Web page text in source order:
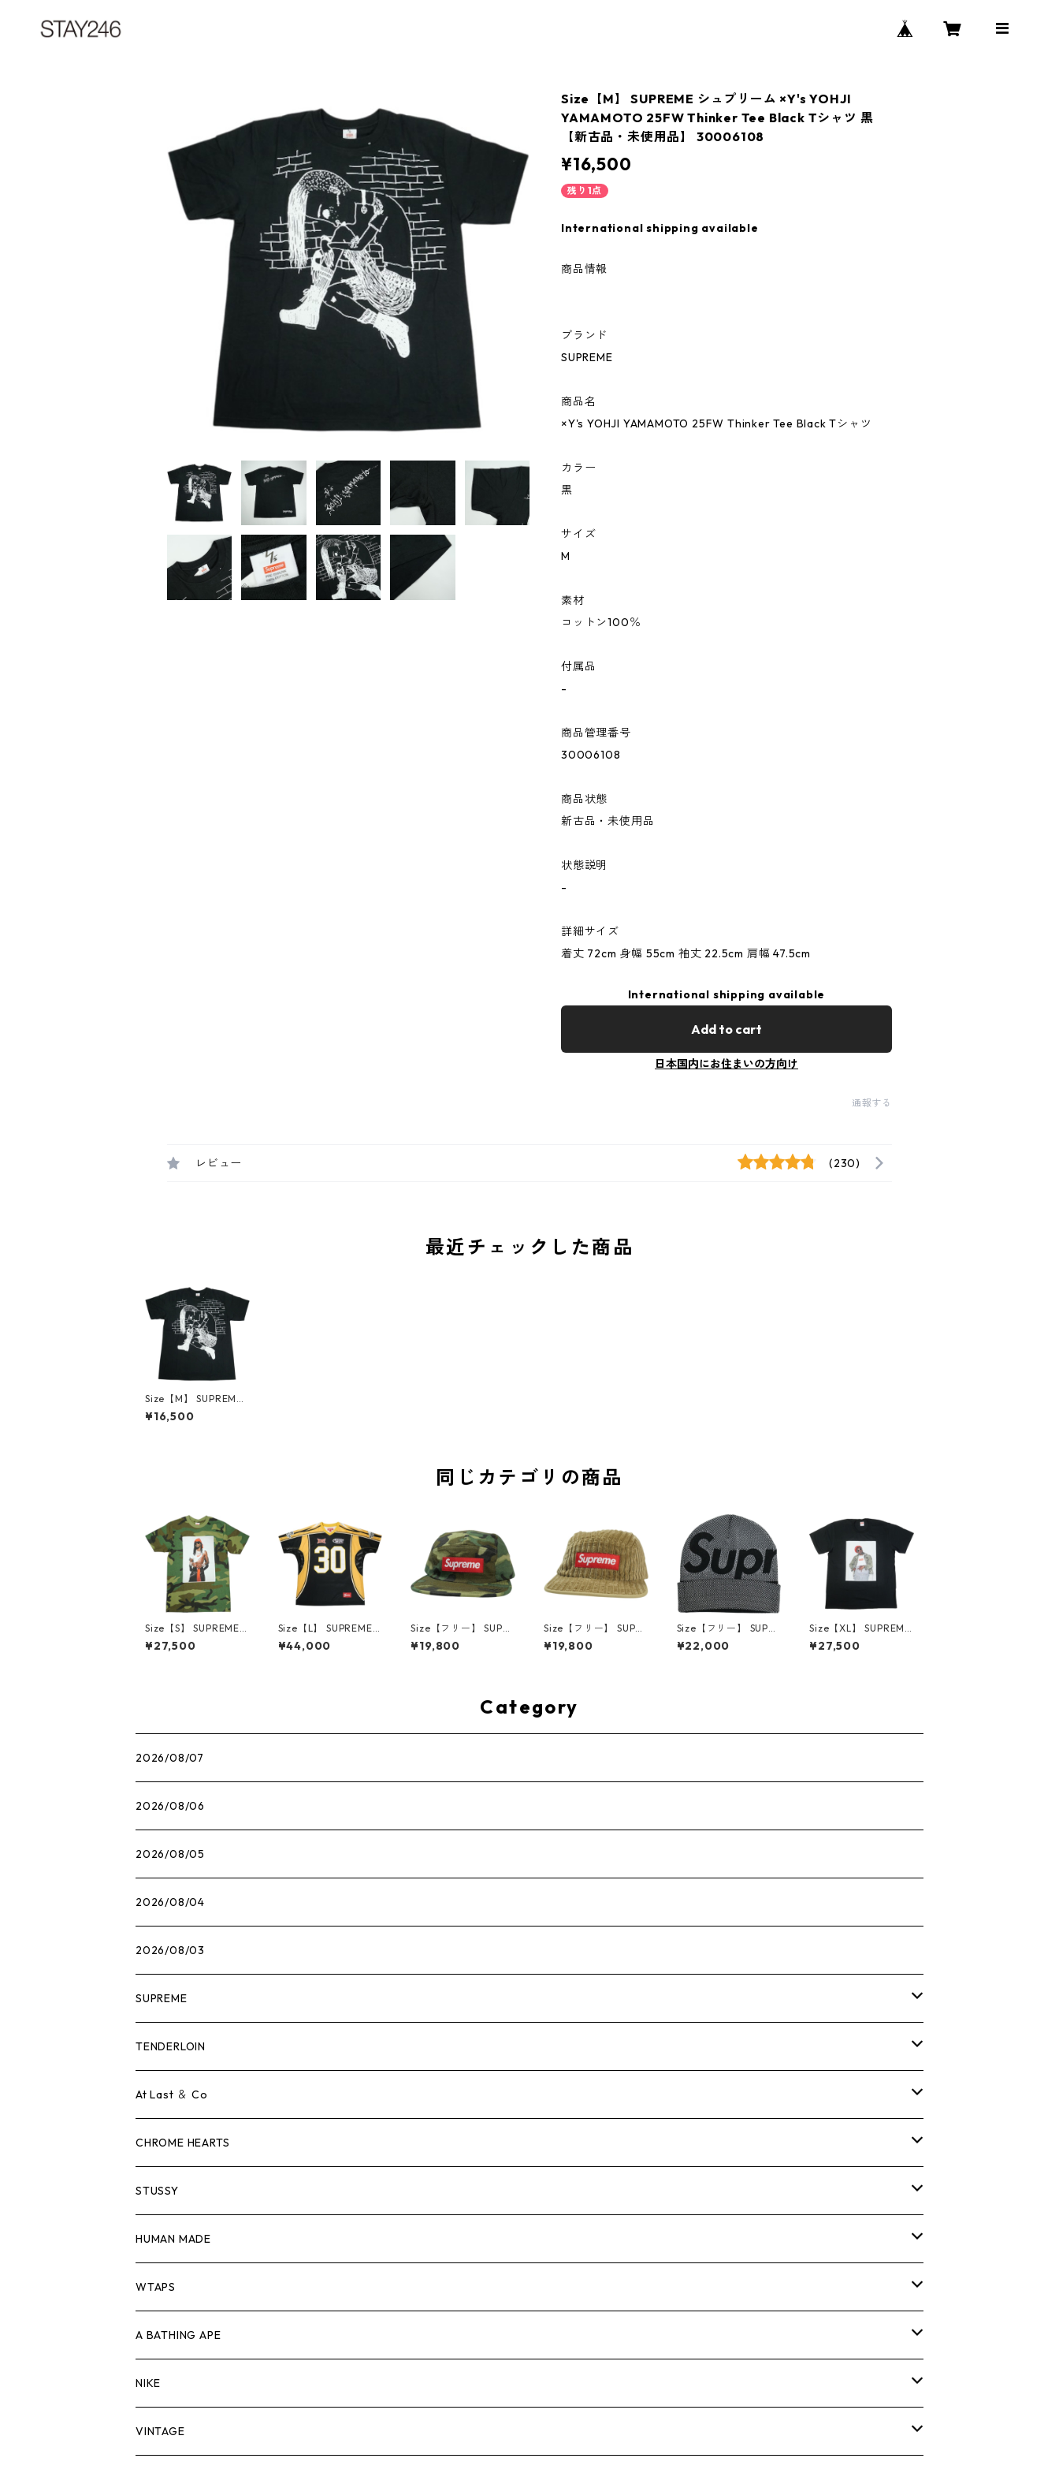
Size【M】 SUPREME シュプリーム ×Y's YOHJI
YAMAMOTO 25FW Thinker Tee Black Tシャツ 黒
【新古品・未使用品】 30006108
¥16,500
残り1点
International shipping available
商品情報
ブランド
SUPREME
商品名
×Y's YOHJI YAMAMOTO 25FW Thinker Tee Black Tシャツ
カラー
黒
サイズ
M
素材
コットン100％
付属品
-
商品管理番号
30006108
商品状態
新古品・未使用品
状態説明
-
詳細サイズ
着丈 72cm 身幅 55cm 袖丈 22.5cm 肩幅 47.5cm
International shipping available
Add to cart
日本国内にお住まいの方向け
通報する
レビュー (230)
最近チェックした商品
Size【M】 SUPREME
シュプリーム ×Y's YO
HJI YAMAMOTO 25F
¥16,500
同じカテゴリの商品
Size【S】 SUPREME
シュプリーム 25FW Pl
ayboi Carti Tee Woo
¥27,500
Size【L】 SUPREME
シュプリーム 24SS Su
dden Death Football
¥44,000
Size【フリー】 SUPR
EME シュプリーム 15S
S Military Printed Ca
常に良い】 3001460
¥19,800
Size【フリー】 SUPR
EME シュプリーム 19S
S Rope Corduroy Ca
¥19,800
Size【フリー】 SUPR
EME シュプリーム 25
FW Studded Knocko
¥22,000
Size【XL】 SUPREME
シュプリーム 22AW A
ndre 3000 Tee Black
¥27,500
Category
2026/08/07
2026/08/06
2026/08/05
2026/08/04
2026/08/03
SUPREME
Tシャツ
ロンTEE
スウェット/ニット
シャツ
ジャケット
パンツ
キャップ・ハット
バッグ
シューズ
TENDERLOIN
Tシャツ
ロンTEE
スウェット/ニット
シャツ
ジャケット
パンツ
キャップ・ハット
バッグ
At Last ＆ Co
Tシャツ
ロンTEE
スウェット/ニット
シャツ
ジャケット
パンツ
キャップ・ハット
CHROME HEARTS
Tシャツ
ロンTEE
スウェット/ニット
シャツ
ジャケット
パンツ
STUSSY
Tシャツ
ロンTEE
スウェット/ニット
シャツ
ジャケット
HUMAN MADE
Tシャツ
ロンT
スウェット/ニット
シャツ
WTAPS
Tシャツ
ロンTEE
スウェット/ニット
A BATHING APE
Tシャツ
ロンTEE
NIKE
シューズ
VINTAGE